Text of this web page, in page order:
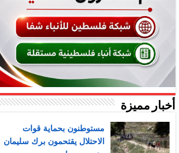
أخبار مميزة
مستوطنون بحماية قوات
الاحتلال يقتحمون برك سليمان